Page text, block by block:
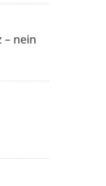
– nein